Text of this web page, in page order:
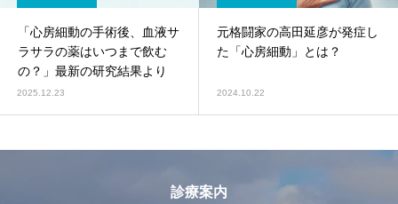
「心房細動の手術後、血液サ
ラサラの薬はいつまで飲む
の？」最新の研究結果より
2025.12.23
元格闘家の高田延彦が発症し
た「心房細動」とは？
2024.10.22
診療案内